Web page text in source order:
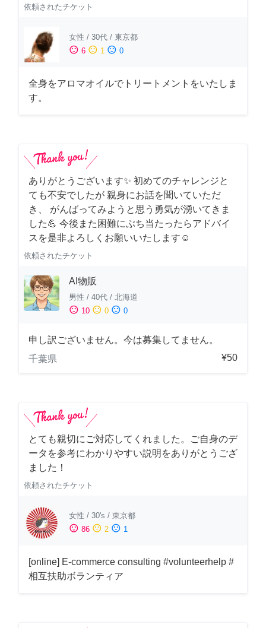
依頼されたチケット
女性 / 30代 / 東京都
sentiment_satisfied 6 sentiment_neutral 1 sentiment_dissatisfied 0
全身をアロマオイルでトリートメントをいたしま
す。
ありがとうございます✨ 初めてのチャレンジと
ても不安でしたが 親身にお話を聞いていただ
き、 がんばってみようと思う勇気が湧いてきま
した💪 今後また困難にぶち当たったらアドバイ
スを是非よろしくお願いいたします☺️
依頼されたチケット
AI物販
男性 / 40代 / 北海道
sentiment_satisfied 10 sentiment_neutral 0 sentiment_dissatisfied 0
申し訳ございません。今は募集してません。
千葉県
¥50
とても親切にご対応してくれました。ご自身のデ
ータを参考にわかりやすい説明をありがとうござ
ました！
依頼されたチケット
女性 / 30's / 東京都
sentiment_satisfied 86 sentiment_neutral 2 sentiment_dissatisfied 1
[online] E-commerce consulting #volunteerhelp #
相互扶助ボランティア